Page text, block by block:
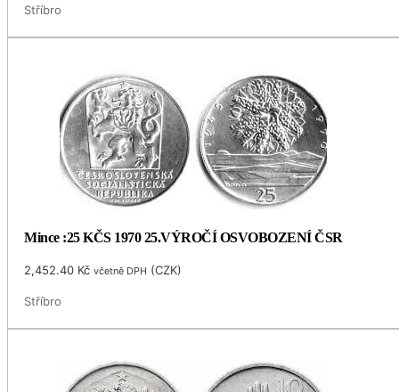
Stříbro
Mince :25 KČS 1970 25.VÝROČÍ OSVOBOZENÍ ČSR
2,452.40 Kč včetně DPH (CZK)
Stříbro